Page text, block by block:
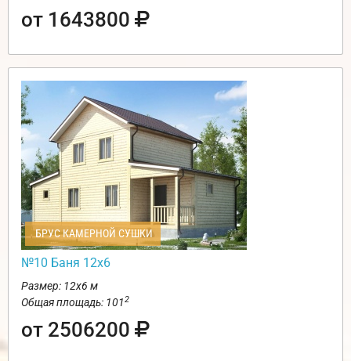
от 1643800
БРУС КАМЕРНОЙ СУШКИ
№10 Баня 12х6
Размер: 12х6 м
Общая площадь: 1012
от 2506200